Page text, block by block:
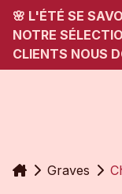
🌸 L'ÉTÉ SE
NOTRE
CLIENTS NOUS
Accueil
Graves